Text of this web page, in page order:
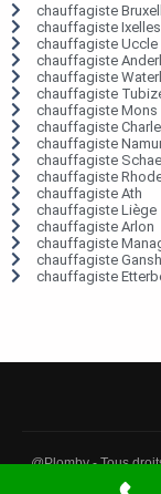
chauffagiste
chauffagiste Ixelles
chauffagiste Uccle
chauffagiste
chauffagiste
chauffagiste
chauffagiste Mons
chauffagiste
chauffagiste
chauffagiste
chauffagiste
chauffagiste Ath
chauffagiste Liège
chauffagiste Arlon
chauffagiste
chauffagiste
chauffagiste
@Plomby - Tous